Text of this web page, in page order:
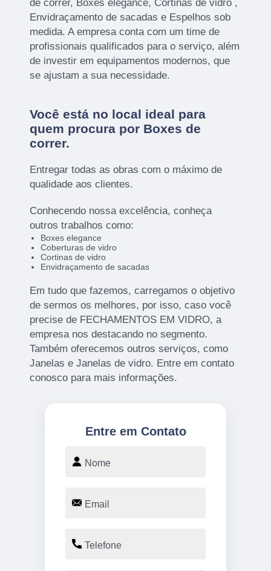
de correr, Boxes elegance, Cortinas de vidro ,
Envidraçamento de sacadas e Espelhos sob
medida. A empresa conta com um time de
profissionais qualificados para o serviço, além
de investir em equipamentos modernos, que
se ajustam a sua necessidade.
Você está no local ideal para
quem procura por Boxes de
correr.
Entregar todas as obras com o máximo de
qualidade aos clientes.
Conhecendo nossa excelência, conheça
outros trabalhos como:
Boxes elegance
Coberturas de vidro
Cortinas de vidro
Envidraçamento de sacadas
Em tudo que fazemos, carregamos o objetivo
de sermos os melhores, por isso, caso você
precise de FECHAMENTOS EM VIDRO, a
empresa nos destacando no segmento.
Também oferecemos outros serviços, como
Janelas e Janelas de vidro. Entre em contato
conosco para mais informações.
Entre em Contato